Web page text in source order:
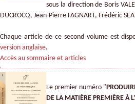
sous la direction de Boris
DUCROCQ, Jean-Pierre FAGNART, Frédéric
Chaque article de ce second volume est
version anglaise.
Accès au sommaire et articles
Le premier numéro "
DE LA MATIÈRE PREMIÈRE À